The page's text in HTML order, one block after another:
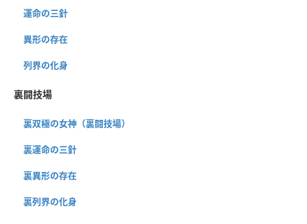
運命の三針
異形の存在
列界の化身
裏闘技場
裏双極の女神（裏闘技場）
裏運命の三針
裏異形の存在
裏列界の化身